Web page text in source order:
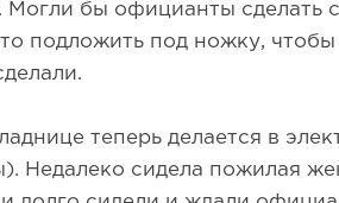
Могли бы официанты сделать
подложить под ножку,
теперь делается в
Недалеко сидела пожилая